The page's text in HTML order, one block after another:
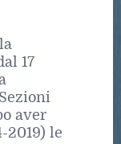
17
aver
2019) le